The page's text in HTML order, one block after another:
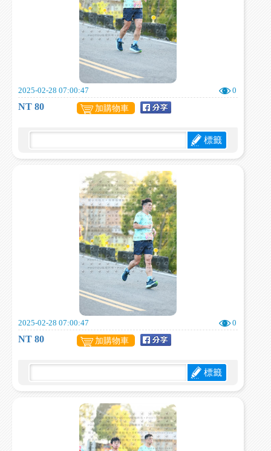
2025-02-28 07:00:47 0
NT 80 加購物車
標籤
2025-02-28 07:00:47 0
NT 80 加購物車
標籤